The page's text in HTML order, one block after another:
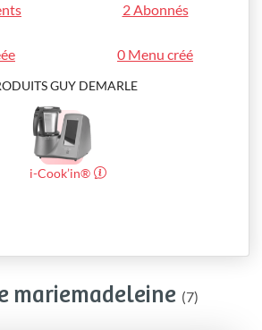
2 Abonnés
0 Menu créé
GUY DEMARLE
i-Cook’in®
mariemadeleine (7)